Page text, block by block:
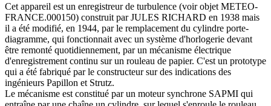
Cet appareil est un enregistreur de turbulence (voir objet METEO-
FRANCE.000150) construit par JULES RICHARD en 1938 mais
il a été modifié, en 1944, par le remplacement du cylindre porte-
diagramme, qui fonctionnait avec un système d'horlogerie devant
être remonté quotidiennement, par un mécanisme électrique
d'enregistrement continu sur un rouleau de papier. C'est un prototype
qui a été fabriqué par le constructeur sur des indications des
ingénieurs Papillon et Strutz.
Le mécanisme est constitué par un moteur synchrone SAPMI qui